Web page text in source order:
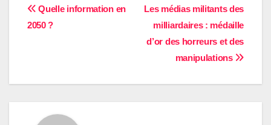
Navigation
Les médias militants des
milliardaires : médaille
d’or des horreurs et des
manipulations
Quelle information en
2050 ?